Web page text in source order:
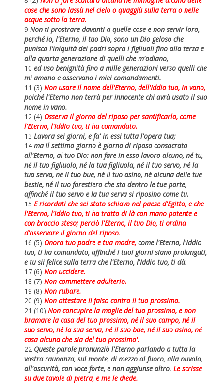
cose che sono lassù nel cielo o quaggiù sulla terra o nelle
acque sotto la terra.
9 Non ti prostrare davanti a quelle cose e non servir loro,
perché io, l'Eterno, il tuo Dio, sono un Dio geloso che
punisco l'iniquità dei padri sopra i figliuoli fino alla terza e
alla quarta generazione di quelli che m'odiano,
10 ed uso benignità fino a mille generazioni verso quelli che
mi amano e osservano i miei comandamenti.
11 (3) Non usare il nome dell'Eterno, dell'Iddio tuo, in vano,
poiché l'Eterno non terrà per innocente chi avrà usato il suo
nome in vano.
12 (4) Osserva il giorno del riposo per santificarlo, come
l'Eterno, l'Iddio tuo, ti ha comandato.
13 Lavora sei giorni, e fa' in essi tutta l'opera tua;
14 ma il settimo giorno è giorno di riposo consacrato
all'Eterno, al tuo Dio: non fare in esso lavoro alcuno, né tu,
né il tuo figliuolo, né la tua figliuola, né il tuo servo, né la
tua serva, né il tuo bue, né il tuo asino, né alcuna delle tue
bestie, né il tuo forestiero che sta dentro le tue porte,
affinché il tuo servo e la tua serva si riposino come tu.
15 E ricordati che sei stato schiavo nel paese d'Egitto, e che
l'Eterno, l'Iddio tuo, ti ha tratto di là con mano potente e
con braccio steso; perciò l'Eterno, il tuo Dio, ti ordina
d'osservare il giorno del riposo.
16 (5) Onora tuo padre e tua madre, come l'Eterno, l'Iddio
tuo, ti ha comandato, affinché i tuoi giorni siano prolungati,
e tu sii felice sulla terra che l'Eterno, l'Iddio tuo, ti dà.
17 (6) Non uccidere.
18 (7) Non commettere adulterio.
19 (8) Non rubare.
20 (9) Non attestare il falso contro il tuo prossimo.
21 (10) Non concupire la moglie del tuo prossimo, e non
bramare la casa del tuo prossimo, né il suo campo, né il
suo servo, né la sua serva, né il suo bue, né il suo asino, né
cosa alcuna che sia del tuo prossimo'.
22 Queste parole pronunziò l'Eterno parlando a tutta la
vostra raunanza, sul monte, di mezzo al fuoco, alla nuvola,
all'oscurità, con voce forte, e non aggiunse altro. Le scrisse
su due tavole di pietra, e me le diede.